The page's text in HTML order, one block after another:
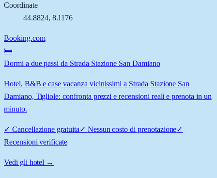
Coordinate
44.8824, 8.1176
Booking.com
🛏️
Dormi a due passi da Strada Stazione San Damiano
Hotel, B&B e case vacanza vicinissimi a Strada Stazione San
Damiano, Tigliole: confronta prezzi e recensioni reali e prenota in un
minuto.
✓ Cancellazione gratuita✓ Nessun costo di prenotazione✓
Recensioni verificate
Vedi gli hotel →